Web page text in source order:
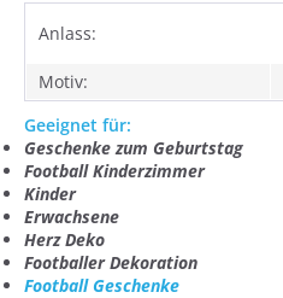
Anlass:
Motiv:
Geeignet für:
Geschenke zum Geburtstag
Football Kinderzimmer
Kinder
Erwachsene
Herz Deko
Footballer Dekoration
Football Geschenke